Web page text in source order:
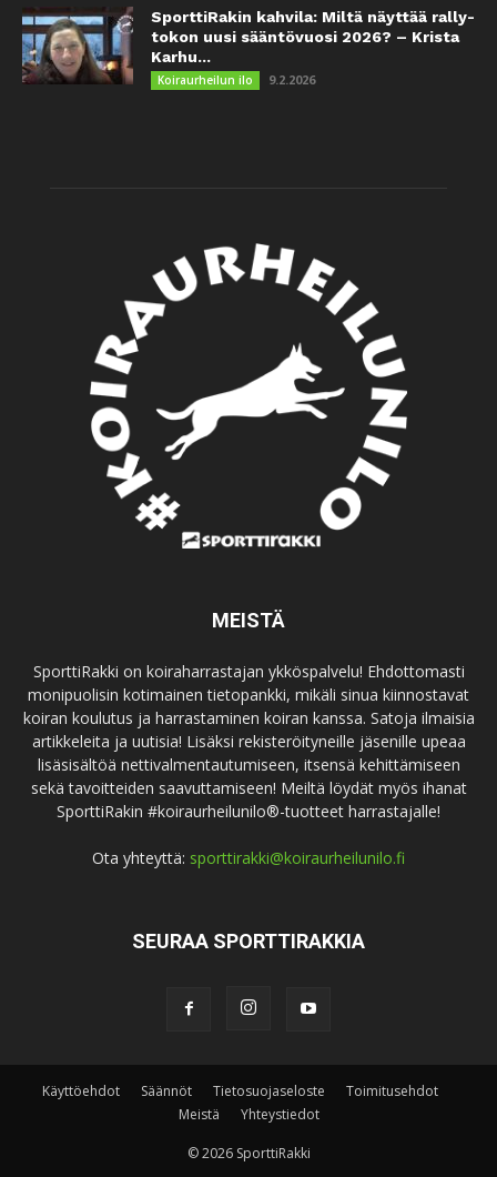
SporttiRakin kahvila: Miltä näyttää rally-
tokon uusi sääntövuosi 2026? – Krista
Karhu...
Koiraurheilun ilo 9.2.2026
MEISTÄ
SporttiRakki on koiraharrastajan ykköspalvelu! Ehdottomasti
monipuolisin kotimainen tietopankki, mikäli sinua kiinnostavat
koiran koulutus ja harrastaminen koiran kanssa. Satoja ilmaisia
artikkeleita ja uutisia! Lisäksi rekisteröityneille jäsenille upeaa
lisäsisältöä nettivalmentautumiseen, itsensä kehittämiseen
sekä tavoitteiden saavuttamiseen! Meiltä löydät myös ihanat
SporttiRakin #koiraurheilunilo®-tuotteet harrastajalle!
Ota yhteyttä: sporttirakki@koiraurheilunilo.fi
SEURAA SPORTTIRAKKIA
Käyttöehdot Säännöt Tietosuojaseloste
Toimitusehdot
Meistä
Yhteystiedot
© 2026 SporttiRakki